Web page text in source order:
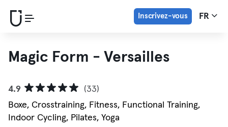
Inscrivez-vous FR
Magic Form - Versailles
4.9
(33)
Boxe, Crosstraining, Fitness, Functional Training,
Indoor Cycling, Pilates, Yoga